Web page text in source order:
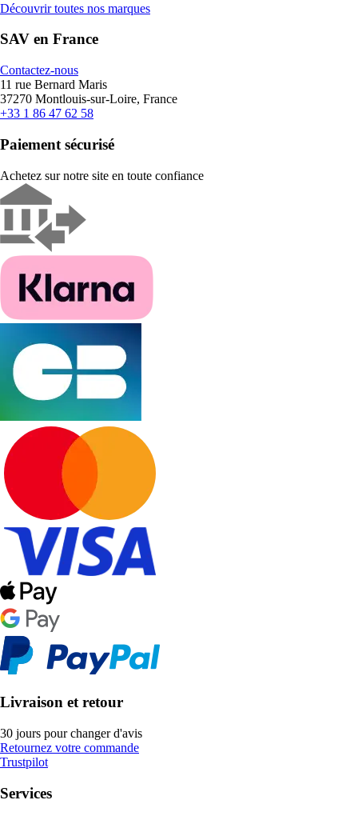
Découvrir toutes nos marques
SAV en France
Contactez-nous
11 rue Bernard Maris
37270 Montlouis-sur-Loire, France
+33 1 86 47 62 58
Paiement sécurisé
Achetez sur notre site en toute confiance
Livraison et retour
30 jours pour changer d'avis
Retournez votre commande
Trustpilot
Services